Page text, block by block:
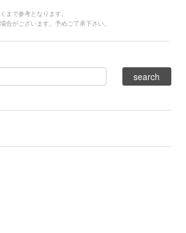
まで参考となります。
合がございます。予めご了承下さい。